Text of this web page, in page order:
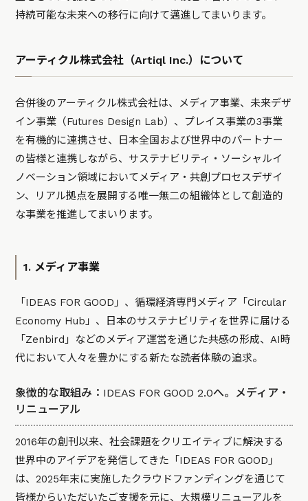
持続可能な未来への移行に向けて邁進してまいります。
アーティクル株式会社（Artiql Inc.）について
合併後のアーティクル株式会社は、メディア事業、未来デザ
イン事業（Futures Design Lab）、プレイス事業の3事業
を有機的に連携させ、日本全国および世界中のパートナー
の皆様と連携しながら、サステナビリティ・ソーシャルイ
ノベーション領域においてメディア・共創プロセスデザイ
ン、リアル拠点を展開する唯一無二の組織体として創造的
な事業を推進してまいります。
1. メディア事業
「IDEAS FOR GOOD」、循環経済専門メディア「Circular
Economy Hub」、日本のサステナビリティを世界に届ける
「Zenbird」などのメディア運営を通じた共感の形成、AI時
代において人々を豊かにする新たな読者体験の追求。
象徴的な取組み：IDEAS FOR GOOD 2.0へ。メディア・
リニューアル
2016年の創刊以来、社会課題をクリエイティブに解決する
世界中のアイデアを発信してきた「IDEAS FOR GOOD」
は、2025年末に実施したクラウドファンディングを通じて
皆様からいただいたご支援を元に、大規模リニューアルを